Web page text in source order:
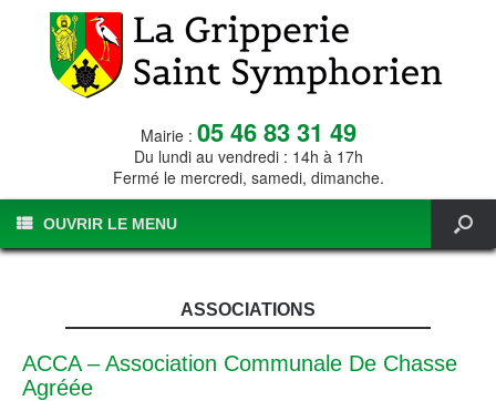
Mairie : 05 46 83 31 49
Du lundi au vendredi : 14h à 17h
Fermé le mercredi, samedi, dimanche.
OUVRIR LE MENU
ASSOCIATIONS
ACCA – Association Communale De Chasse
Agréée